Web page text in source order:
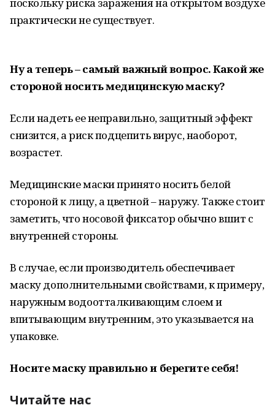
практически не существует.
Ну а теперь – самый важный вопрос. Какой же
стороной носить медицинскую маску?
Если надеть ее неправильно, защитный эффект
снизится, а риск подцепить вирус, наоборот,
возрастет.
Медицинские маски принято носить белой
стороной к лицу, а цветной – наружу. Также стоит
заметить, что носовой фиксатор обычно вшит с
внутренней стороны.
В случае, если производитель обеспечивает
маску дополнительными свойствами, к примеру,
наружным водоотталкивающим слоем и
впитывающим внутренним, это указывается на
упаковке.
Носите маску правильно и берегите себя!
Читайте нас